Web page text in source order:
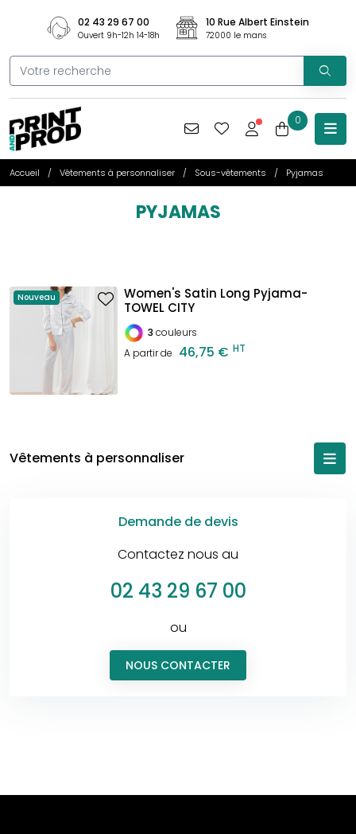
02 43 29 67 00
Ouvert 9h-12h 14-18h
10 Rue Albert Einstein
72000 le mans
0
Accueil Vêtements à personnaliser Sous-vêtements Pyjamas
PYJAMAS
Nouveau
Women's Satin Long Pyjama-
TOWEL CITY
3 couleurs
A partir de 46,75 € HT
Vêtements à personnaliser
Demande de devis
Contactez nous au
02 43 29 67 00
ou
NOUS CONTACTER